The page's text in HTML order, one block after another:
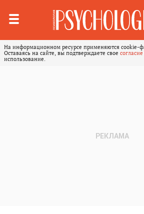
На информационном ресурсе применяются cookie-
Оставаясь на сайте, вы подтверждаете свое согласие
использование.